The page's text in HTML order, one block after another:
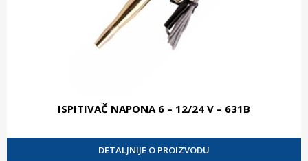
ISPITIVAČ NAPONA 6 – 12/24 V – 631B
DETALJNIJE O PROIZVODU